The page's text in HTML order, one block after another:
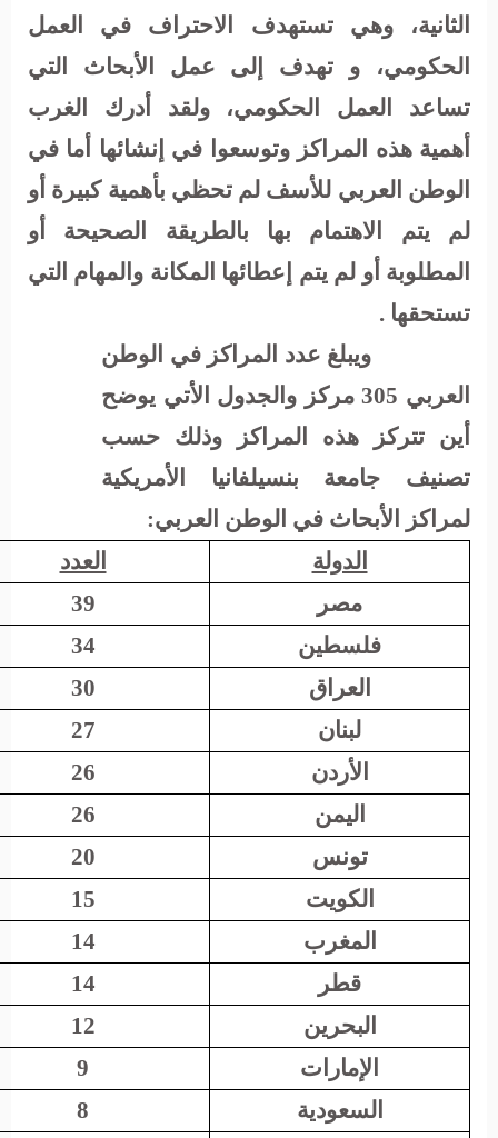
الثانية، وهي تستهدف الاحتراف في العمل
الحكومي، و تهدف إلى عمل الأبحاث التي
تساعد العمل الحكومي، ولقد أدرك الغرب
أهمية هذه المراكز وتوسعوا في إنشائها أما في
الوطن العربي للأسف لم تحظي بأهمية كبيرة أو
لم يتم الاهتمام بها بالطريقة الصحيحة أو
المطلوبة أو لم يتم إعطائها المكانة والمهام التي
تستحقها .
ويبلغ عدد المراكز في الوطن
العربي 305 مركز والجدول الأتي يوضح
أين تتركز هذه المراكز وذلك حسب
تصنيف جامعة بنسيلفانيا الأمريكية
لمراكز الأبحاث في الوطن العربي:
الدولة
العدد
مصر
39
فلسطين
34
العراق
30
لبنان
27
الأردن
26
اليمن
26
تونس
20
الكويت
15
المغرب
14
قطر
14
البحرين
12
الإمارات
9
السعودية
8